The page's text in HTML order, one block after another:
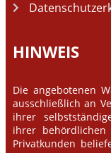
HINWEIS
Die angebotenen
ausschließlich an
ihrer
ihrer behördlichen
Privatkunden